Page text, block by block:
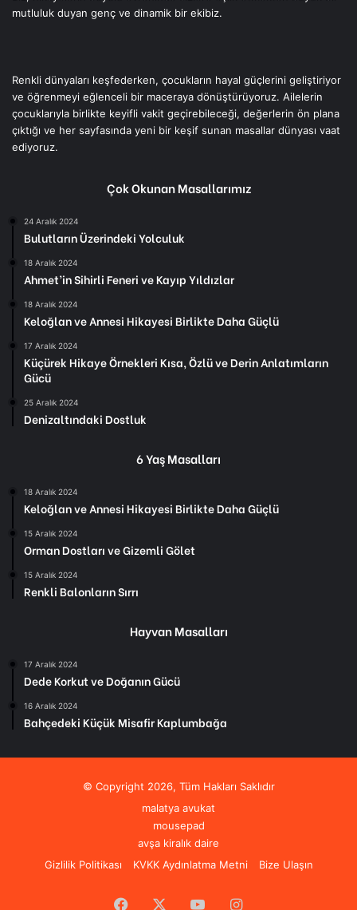
mutluluk duyan genç ve dinamik bir ekibiz.
Renkli dünyaları keşfederken, çocukların hayal güçlerini geliştiriyor
ve öğrenmeyi eğlenceli bir maceraya dönüştürüyoruz. Ailelerin
çocuklarıyla birlikte keyifli vakit geçirebileceği, değerlerin ön plana
çıktığı ve her sayfasında yeni bir keşif sunan masallar dünyası vaat
ediyoruz.
Çok Okunan Masallarımız
24 Aralık 2024
Bulutların Üzerindeki Yolculuk
18 Aralık 2024
Ahmet’in Sihirli Feneri ve Kayıp Yıldızlar
18 Aralık 2024
Keloğlan ve Annesi Hikayesi Birlikte Daha Güçlü
17 Aralık 2024
Küçürek Hikaye Örnekleri Kısa, Özlü ve Derin Anlatımların
Gücü
25 Aralık 2024
Denizaltındaki Dostluk
6 Yaş Masalları
18 Aralık 2024
Keloğlan ve Annesi Hikayesi Birlikte Daha Güçlü
15 Aralık 2024
Orman Dostları ve Gizemli Gölet
15 Aralık 2024
Renkli Balonların Sırrı
Hayvan Masalları
17 Aralık 2024
Dede Korkut ve Doğanın Gücü
16 Aralık 2024
Bahçedeki Küçük Misafir Kaplumbağa
© Copyright 2026, Tüm Hakları Saklıdır
malatya avukat
mousepad
avşa kiralık daire
Gizlilik Politikası
KVKK Aydınlatma Metni Bize Ulaşın
Facebook YouTubeInstagram